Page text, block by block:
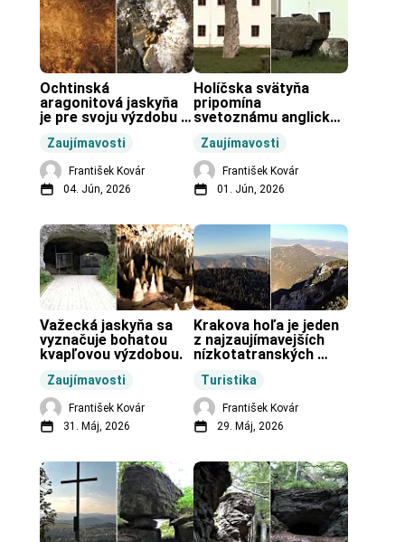
Zaujímavosti
Ochtinská
aragonitová jaskyňa
je pre svoju výzdobu
vo svete.
František Kovár
04. Jún, 2026
Zaujímavosti
Holíčska svätyňa
pripomína
svetoznámu anglickú
František Kovár
01. Jún, 2026
Zaujímavosti
Važecká jaskyňa sa
vyznačuje bohatou
kvapľovou výzdobou.
František Kovár
31. Máj, 2026
Turistika
Krakova hoľa je jeden
z najzaujímavejších
nízkotatranských
František Kovár
29. Máj, 2026